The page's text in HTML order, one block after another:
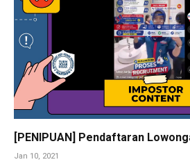
[PENIPUAN] Pendaftaran
Jan 10, 2021